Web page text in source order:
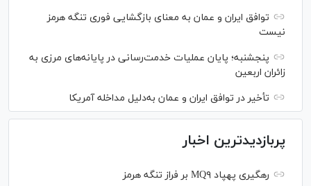
توافق ایران و عمان به معنای بازگشایی فوری تنگه هرمز
نیست
پنجشنبه؛ پایان ﻋﻤﻠﯿﺎﺕ ﺧﺪﻣﺖ‌ﺭﺳﺎﻧﯽ در پایانه‌های مرزی ﺑﻪ
ﺯﺍﺋﺮان ﺍﺭﺑﻌﯿﻦ
تأخیر در توافق ایران و عمان به‌دلیل مداخله آمریکا
پربازدیدترین اخبار
رهگیری پهپاد MQ۹ بر فراز تنگه هرمز